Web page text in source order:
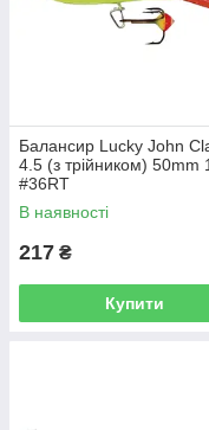
Балансир Lucky John
4.5 (з трійником) 50mm
#36RT
В наявності
217 ₴
Купити